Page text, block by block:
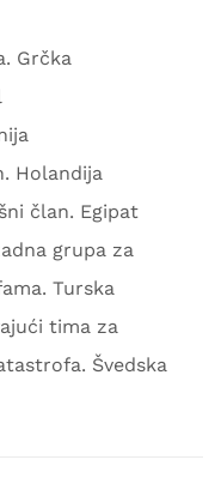
Grčka
Holandija
član. Egipat
grupa za
Turska
tima za
Švedska